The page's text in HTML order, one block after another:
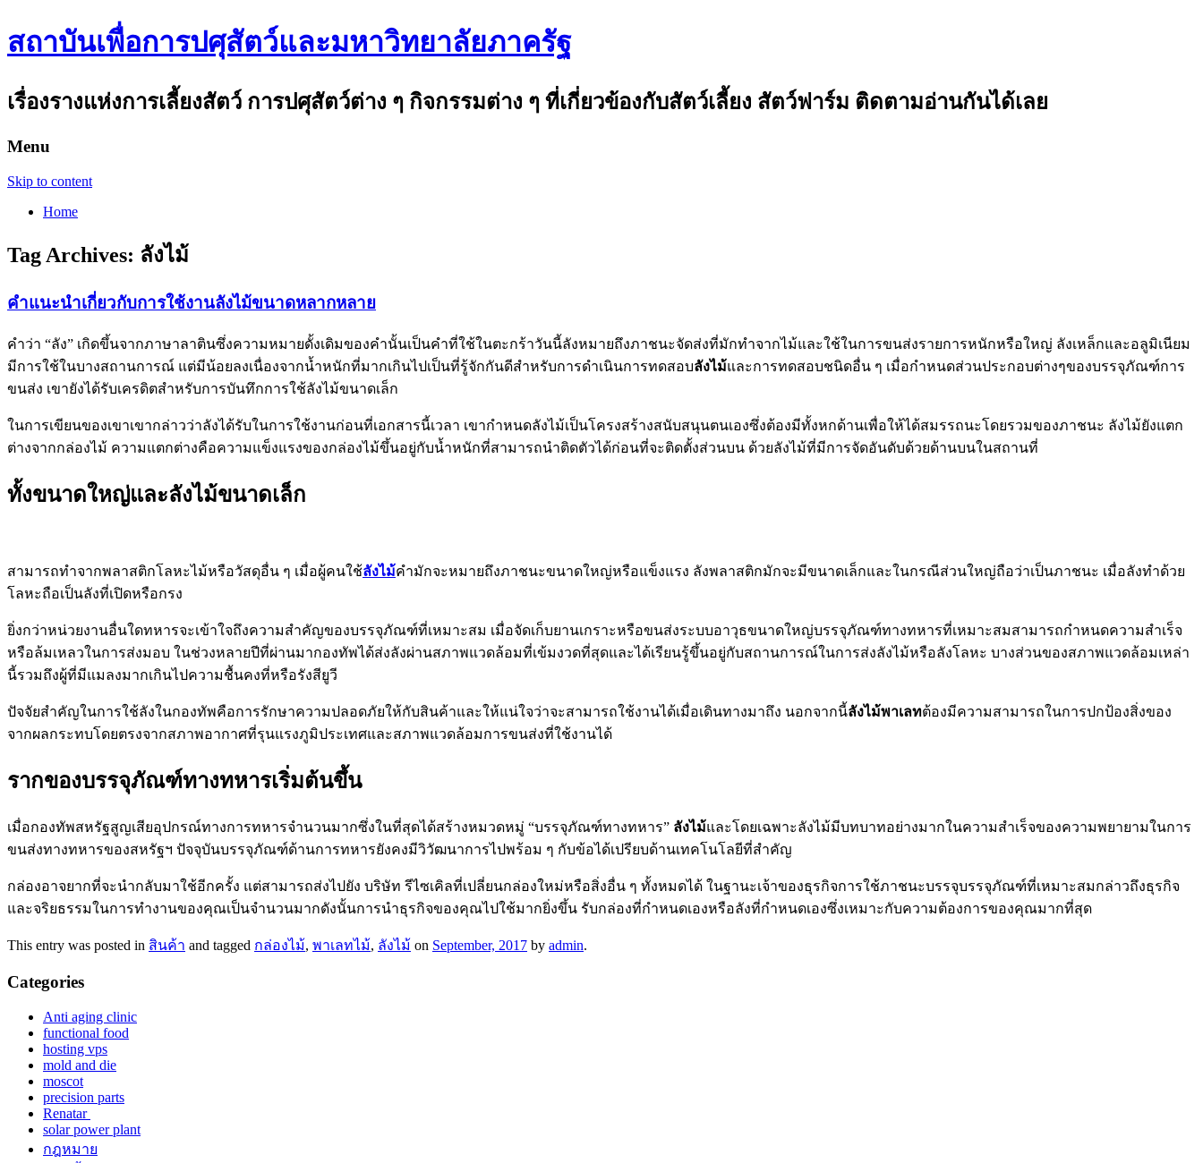
สถาบันเพื่อการปศุสัตว์และมหาวิทยาลัยภาครัฐ
เรื่องรางแห่งการเลี้ยงสัตว์ การปศุสัตว์ต่าง ๆ กิจกรรมต่าง ๆ ที่เกี่ยวข้องกับสัตว์เลี้ยง สัตว์ฟาร์ม ติดตามอ่านกันได้เลย
Menu
Skip to content
Home
Tag Archives: ลังไม้
คำแนะนำเกี่ยวกับการใช้งานลังไม้ขนาดหลากหลาย
คำว่า “ลัง” เกิดขึ้นจากภาษาลาตินซึ่งความหมายดั้งเดิมของคำนั้นเป็นคำที่ใช้ในตะกร้าวันนี้ลังหมายถึงภาชนะจัดส่งที่มักทำจากไม้และใช้ในการขนส่งรายการหนักหรือใหญ่ ลังเหล็กและอลูมิเนียม
มีการใช้ในบางสถานการณ์ แต่มีน้อยลงเนื่องจากน้ำหนักที่มากเกินไปเป็นที่รู้จักกันดีสำหรับการดำเนินการทดสอบลังไม้และการทดสอบชนิดอื่น ๆ เมื่อกำหนดส่วนประกอบต่างๆของบรรจุภัณฑ์การ
ขนส่ง เขายังได้รับเครดิตสำหรับการบันทึกการใช้ลังไม้ขนาดเล็ก
ในการเขียนของเขาเขากล่าวว่าลังได้รับในการใช้งานก่อนที่เอกสารนี้เวลา เขากำหนดลังไม้เป็นโครงสร้างสนับสนุนตนเองซึ่งต้องมีทั้งหกด้านเพื่อให้ได้สมรรถนะโดยรวมของภาชนะ ลังไม้ยังแตก
ต่างจากกล่องไม้ ความแตกต่างคือความแข็งแรงของกล่องไม้ขึ้นอยู่กับน้ำหนักที่สามารถนำติดตัวได้ก่อนที่จะติดตั้งส่วนบน ด้วยลังไม้ที่มีการจัดอันดับด้วยด้านบนในสถานที่
ทั้งขนาดใหญ่และลังไม้ขนาดเล็ก
สามารถทำจากพลาสติกโลหะไม้หรือวัสดุอื่น ๆ เมื่อผู้คนใช้ลังไม้คำมักจะหมายถึงภาชนะขนาดใหญ่หรือแข็งแรง ลังพลาสติกมักจะมีขนาดเล็กและในกรณีส่วนใหญ่ถือว่าเป็นภาชนะ เมื่อลังทำด้วย
โลหะถือเป็นลังที่เปิดหรือกรง
ยิ่งกว่าหน่วยงานอื่นใดทหารจะเข้าใจถึงความสำคัญของบรรจุภัณฑ์ที่เหมาะสม เมื่อจัดเก็บยานเกราะหรือขนส่งระบบอาวุธขนาดใหญ่บรรจุภัณฑ์ทางทหารที่เหมาะสมสามารถกำหนดความสำเร็จ
หรือล้มเหลวในการส่งมอบ ในช่วงหลายปีที่ผ่านมากองทัพได้ส่งลังผ่านสภาพแวดล้อมที่เข้มงวดที่สุดและได้เรียนรู้ขึ้นอยู่กับสถานการณ์ในการส่งลังไม้หรือลังโลหะ บางส่วนของสภาพแวดล้อมเหล่า
นี้รวมถึงผู้ที่มีแมลงมากเกินไปความชื้นคงที่หรือรังสียูวี
ปัจจัยสำคัญในการใช้ลังในกองทัพคือการรักษาความปลอดภัยให้กับสินค้าและให้แน่ใจว่าจะสามารถใช้งานได้เมื่อเดินทางมาถึง นอกจากนี้ลังไม้พาเลทต้องมีความสามารถในการปกป้องสิ่งของ
จากผลกระทบโดยตรงจากสภาพอากาศที่รุนแรงภูมิประเทศและสภาพแวดล้อมการขนส่งที่ใช้งานได้
รากของบรรจุภัณฑ์ทางทหารเริ่มต้นขึ้น
เมื่อกองทัพสหรัฐสูญเสียอุปกรณ์ทางการทหารจำนวนมากซึ่งในที่สุดได้สร้างหมวดหมู่ “บรรจุภัณฑ์ทางทหาร” ลังไม้และโดยเฉพาะลังไม้มีบทบาทอย่างมากในความสำเร็จของความพยายามในการ
ขนส่งทางทหารของสหรัฐฯ ปัจจุบันบรรจุภัณฑ์ด้านการทหารยังคงมีวิวัฒนาการไปพร้อม ๆ กับข้อได้เปรียบด้านเทคโนโลยีที่สำคัญ
กล่องอาจยากที่จะนำกลับมาใช้อีกครั้ง แต่สามารถส่งไปยัง บริษัท รีไซเคิลที่เปลี่ยนกล่องใหม่หรือสิ่งอื่น ๆ ทั้งหมดได้ ในฐานะเจ้าของธุรกิจการใช้ภาชนะบรรจุบรรจุภัณฑ์ที่เหมาะสมกล่าวถึงธุรกิจ
และจริยธรรมในการทำงานของคุณเป็นจำนวนมากดังนั้นการนำธุรกิจของคุณไปใช้มากยิ่งขึ้น รับกล่องที่กำหนดเองหรือลังที่กำหนดเองซึ่งเหมาะกับความต้องการของคุณมากที่สุด
This entry was posted in สินค้า and tagged กล่องไม้, พาเลทไม้, ลังไม้ on September, 2017 by admin.
Categories
Anti aging clinic
functional food
hosting vps
mold and die
moscot
precision parts
Renatar
solar power plant
กฎหมาย